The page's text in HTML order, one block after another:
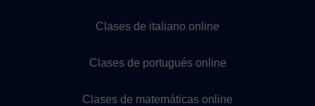
Clases de italiano online
Clases de portugués online
Clases de matemáticas online